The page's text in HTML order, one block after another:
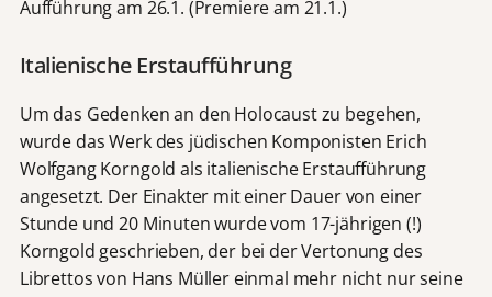
Aufführung am 26.1. (Premiere am 21.1.)
Italienische Erstaufführung
Um das Gedenken an den Holocaust zu begehen,
wurde das Werk des jüdischen Komponisten Erich
Wolfgang Korngold als italienische Erstaufführung
angesetzt. Der Einakter mit einer Dauer von einer
Stunde und 20 Minuten wurde vom 17-jährigen (!)
Korngold geschrieben, der bei der Vertonung des
Librettos von Hans Müller einmal mehr nicht nur seine